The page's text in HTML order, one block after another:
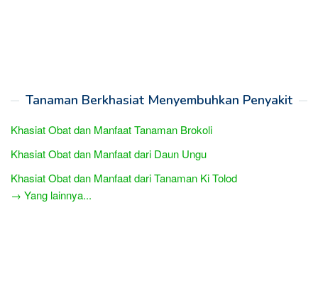
Tanaman Berkhasiat Menyembuhkan Penyakit
Khasiat Obat dan Manfaat Tanaman Brokoli
Khasiat Obat dan Manfaat dari Daun Ungu
Khasiat Obat dan Manfaat dari Tanaman Ki Tolod
→ Yang lainnya...